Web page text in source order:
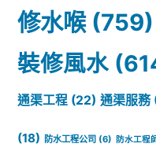
修水喉(759)
裝修風水
通渠工程 (22) 通渠服務
(18) 防水工程公司 (6) 防水工程